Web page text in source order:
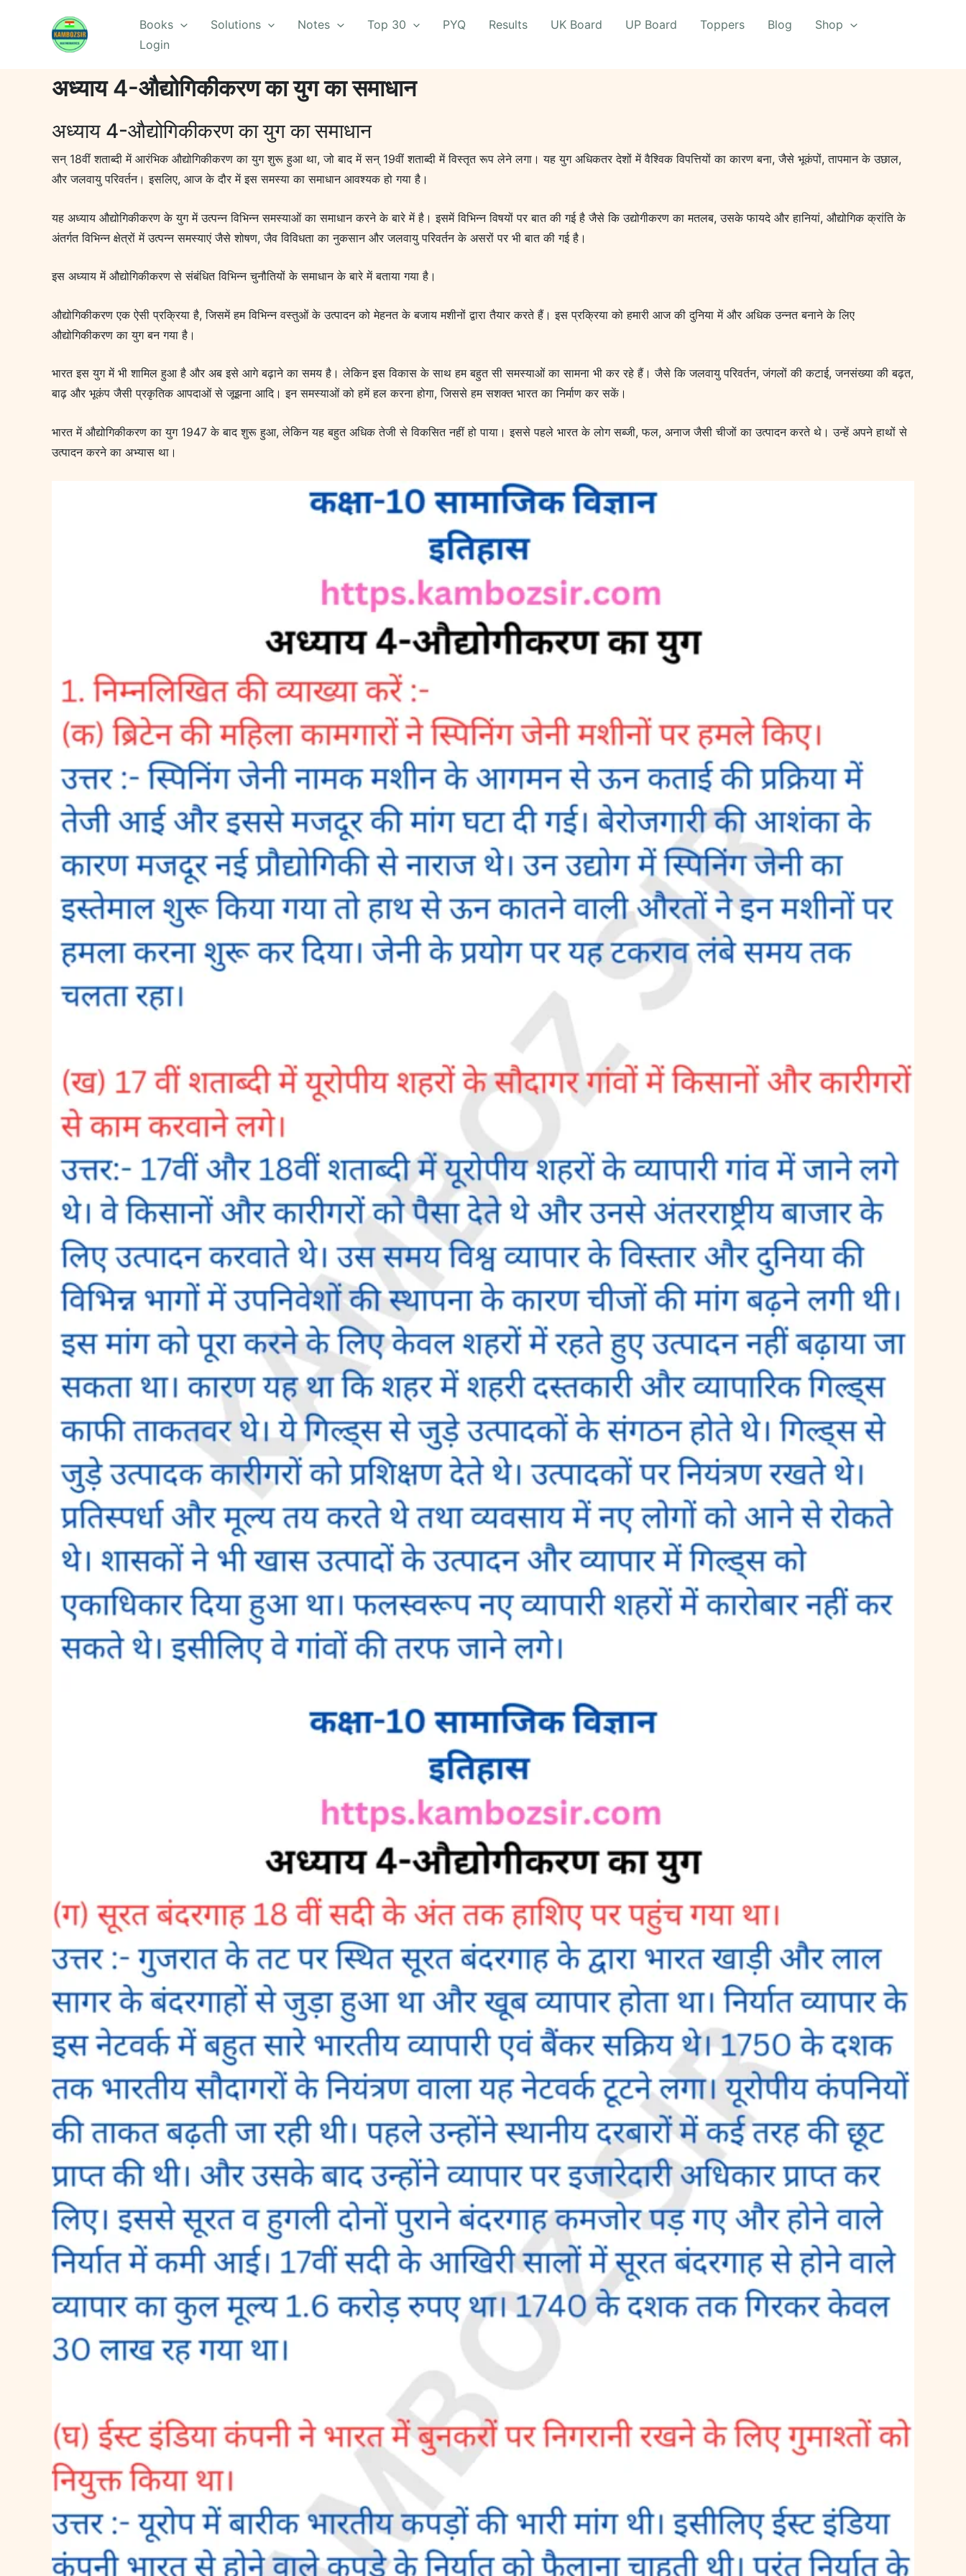
Books Solutions Notes Top 30 PYQ Results UK Board UP Board Toppers Blog
Shop
Login
अध्याय 4-औद्योगिकीकरण का युग का समाधान
अध्याय 4-औद्योगिकीकरण का युग का समाधान
सन् 18वीं शताब्दी में आरंभिक औद्योगिकीकरण का युग शुरू हुआ था, जो बाद में सन् 19वीं शताब्दी में विस्तृत रूप लेने लगा। यह युग अधिकतर देशों में वैश्विक विपत्तियों का कारण बना, जैसे भूकंपों, तापमान के उछाल,
और जलवायु परिवर्तन। इसलिए, आज के दौर में इस समस्या का समाधान आवश्यक हो गया है।
यह अध्याय औद्योगिकीकरण के युग में उत्पन्न विभिन्न समस्याओं का समाधान करने के बारे में है। इसमें विभिन्न विषयों पर बात की गई है जैसे कि उद्योगीकरण का मतलब, उसके फायदे और हानियां, औद्योगिक क्रांति के
अंतर्गत विभिन्न क्षेत्रों में उत्पन्न समस्याएं जैसे शोषण, जैव विविधता का नुकसान और जलवायु परिवर्तन के असरों पर भी बात की गई है।
इस अध्याय में औद्योगिकीकरण से संबंधित विभिन्न चुनौतियों के समाधान के बारे में बताया गया है।
औद्योगिकीकरण एक ऐसी प्रक्रिया है, जिसमें हम विभिन्न वस्तुओं के उत्पादन को मेहनत के बजाय मशीनों द्वारा तैयार करते हैं। इस प्रक्रिया को हमारी आज की दुनिया में और अधिक उन्नत बनाने के लिए
औद्योगिकीकरण का युग बन गया है।
भारत इस युग में भी शामिल हुआ है और अब इसे आगे बढ़ाने का समय है। लेकिन इस विकास के साथ हम बहुत सी समस्याओं का सामना भी कर रहे हैं। जैसे कि जलवायु परिवर्तन, जंगलों की कटाई, जनसंख्या की बढ़त,
बाढ़ और भूकंप जैसी प्रकृतिक आपदाओं से जूझना आदि। इन समस्याओं को हमें हल करना होगा, जिससे हम सशक्त भारत का निर्माण कर सकें।
भारत में औद्योगिकीकरण का युग 1947 के बाद शुरू हुआ, लेकिन यह बहुत अधिक तेजी से विकसित नहीं हो पाया। इससे पहले भारत के लोग सब्जी, फल, अनाज जैसी चीजों का उत्पादन करते थे। उन्हें अपने हाथों से
उत्पादन करने का अभ्यास था।